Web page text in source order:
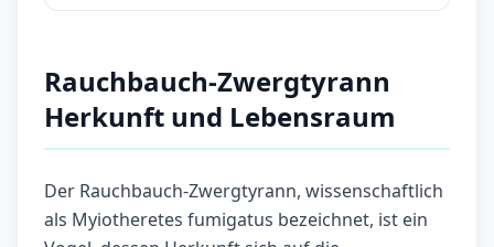
Rauchbauch-Zwergtyrann
Herkunft und Lebensraum
Der Rauchbauch-Zwergtyrann, wissenschaftlich
als Myiotheretes fumigatus bezeichnet, ist ein